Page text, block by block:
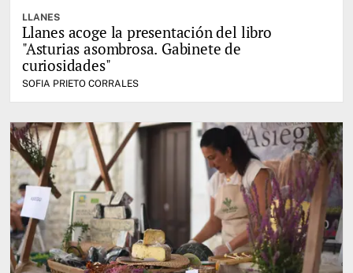
LLANES
Llanes acoge la presentación del libro
"Asturias asombrosa. Gabinete de
curiosidades"
SOFIA PRIETO CORRALES